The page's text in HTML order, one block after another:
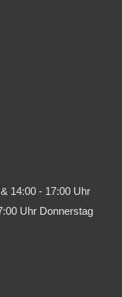
14:00 - 17:00 Uhr
Uhr Donnerstag